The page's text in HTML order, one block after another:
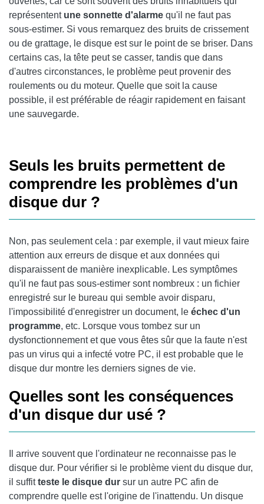
représentent une sonnette d'alarme qu'il ne faut pas
sous-estimer. Si vous remarquez des bruits de crissement
ou de grattage, le disque est sur le point de se briser. Dans
certains cas, la tête peut se casser, tandis que dans
d'autres circonstances, le problème peut provenir des
roulements ou du moteur. Quelle que soit la cause
possible, il est préférable de réagir rapidement en faisant
une sauvegarde.
Seuls les bruits permettent de
comprendre les problèmes d'un
disque dur ?
Non, pas seulement cela : par exemple, il vaut mieux faire
attention aux erreurs de disque et aux données qui
disparaissent de manière inexplicable. Les symptômes
qu'il ne faut pas sous-estimer sont nombreux : un fichier
enregistré sur le bureau qui semble avoir disparu,
l'impossibilité d'enregistrer un document, le échec d'un
programme, etc. Lorsque vous tombez sur un
dysfonctionnement et que vous êtes sûr que la faute n'est
pas un virus qui a infecté votre PC, il est probable que le
disque dur montre les derniers signes de vie.
Quelles sont les conséquences
d'un disque dur usé ?
Il arrive souvent que l'ordinateur ne reconnaisse pas le
disque dur. Pour vérifier si le problème vient du disque dur,
il suffitteste le disque dur sur un autre PC afin de
comprendre quelle est l'origine de l'inattendu. Un disque